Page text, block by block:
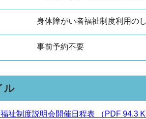
身体障がい者福祉制度利用の
事前予約不要
ル
祉制度説明会開催日程表 （PDF 94.3